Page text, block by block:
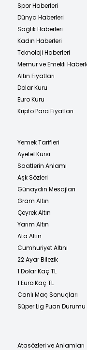
Spor Haberleri
Dünya Haberleri
Sağlık Haberleri
Kadın Haberleri
Teknoloji Haberleri
Memur ve Emekli
Altın Fiyatları
Dolar Kuru
Euro Kuru
Kripto Para Fiyatları
Yemek Tarifleri
Ayetel Kürsi
Saatlerin Anlamı
Aşk Sözleri
Günaydın Mesajları
Gram Altın
Çeyrek Altın
Yarım Altın
Ata Altın
Cumhuriyet Altını
22 Ayar Bilezik
1 Dolar Kaç TL
1 Euro Kaç TL
Canlı Maç Sonuçları
Süper Lig Puan Durumu
Atasözleri ve Anlamları